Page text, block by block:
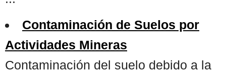
Contaminación de Suelos por
Actividades Mineras
Contaminación del suelo debido a la